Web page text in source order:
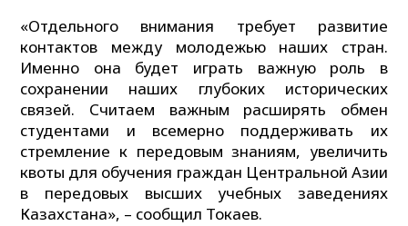
«Отдельного внимания требует развитие
контактов между молодежью наших стран.
Именно она будет играть важную роль в
сохранении наших глубоких исторических
связей. Считаем важным расширять обмен
студентами и всемерно поддерживать их
стремление к передовым знаниям, увеличить
квоты для обучения граждан Центральной Азии
в передовых высших учебных заведениях
Казахстана», – сообщил Токаев.